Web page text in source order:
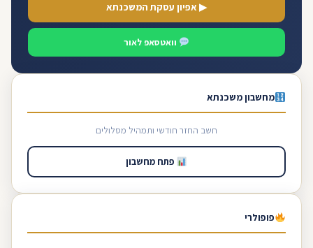
▶ אפיון עסקת המשכנתא
וואטסאפ לאור
מחשבון משכנתא
חשב החזר חודשי ותמהיל מסלולים
פתח מחשבון
פופולרי